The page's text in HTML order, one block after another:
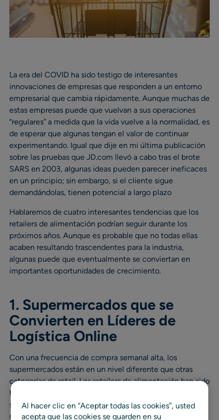
La era del COVID ha sido testigo de interesantes
innovaciones de empresas que responden a un entorno
empresarial que cambia rápidamente. Aunque muchas de
estas empresas puede que vuelvan a sus operaciones
“regulares” a medida que la vida vuelve a la normalidad, es
de esperar que algunas tengan el valor de continuar
experimentando. Igual que dije en mi última publicación
sobre las pruebas que JD.com llevó a cabo tras el brote
SARS en 2003, algunas ideas pueden parecer ineficaces
en un principio; sin embargo, si el cliente sigue
demandándolas, tienen potencial a largo plazo
Hablaremos de cuatro interesantes tendencias que los
retailers de alimentación podrían seguir durante los
próximos años. Aunque es probable que no todas ellas
acaben resultando trascendentes para la industria,
algunas puede que eventualmente se conviertan en
importantes oportunidades de crecimiento.
1. Supermercados que se
Convierten en Líderes de
Logística Online
Con una frecuencia de compra semanal alta, los
supermercados están en un nivel diferente que otras
categorías de retail. Los retailers de alimentación han sido
tradicionalmente una de las pocas categorías en las que
se ha preferido la entrega a domicilio a la opción “Click &
Collect”. Con estos grandes volúmenes de entregas a
Al hacer clic en “Aceptar todas las cookies”, usted
acepta que las cookies se guarden en su